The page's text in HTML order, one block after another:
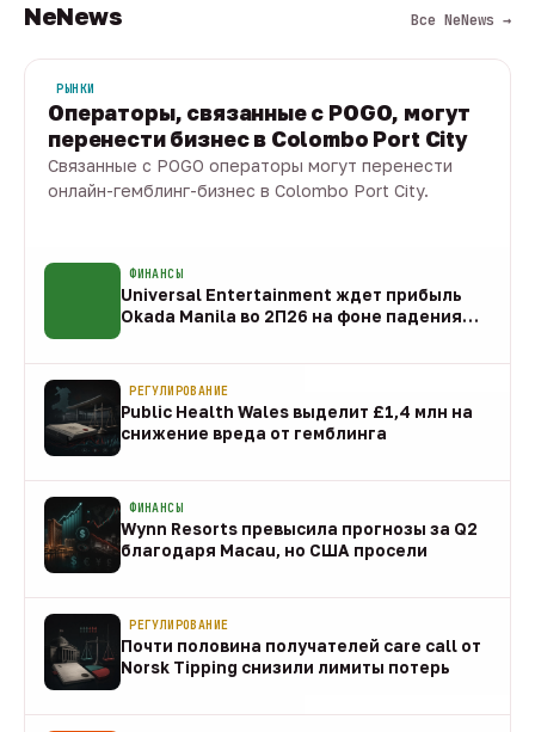
NeNews Все NeNews →
РЫНКИ
Операторы, связанные с POGO, могут
перенести бизнес в Colombo Port City
Связанные с POGO операторы могут перенести
онлайн-гемблинг-бизнес в Colombo Port City.
ФИНАНСЫ
Universal Entertainment ждет прибыль
Okada Manila во 2П26 на фоне падения
РЕГУЛИРОВАНИЕ
Public Health Wales выделит £1,4 млн на
снижение вреда от гемблинга
ФИНАНСЫ
Wynn Resorts превысила прогнозы за Q2
благодаря Macau, но США просели
РЕГУЛИРОВАНИЕ
Почти половина получателей care call от
Norsk Tipping снизили лимиты потерь